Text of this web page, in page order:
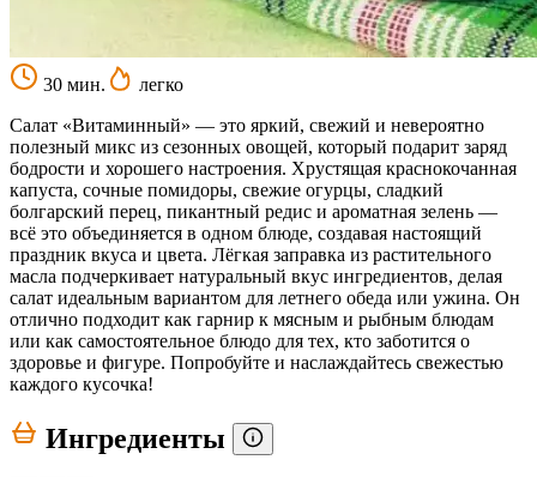
30 мин.
легко
Салат «Витаминный» — это яркий, свежий и невероятно
полезный микс из сезонных овощей, который подарит заряд
бодрости и хорошего настроения. Хрустящая краснокочанная
капуста, сочные помидоры, свежие огурцы, сладкий
болгарский перец, пикантный редис и ароматная зелень —
всё это объединяется в одном блюде, создавая настоящий
праздник вкуса и цвета. Лёгкая заправка из растительного
масла подчеркивает натуральный вкус ингредиентов, делая
салат идеальным вариантом для летнего обеда или ужина. Он
отлично подходит как гарнир к мясным и рыбным блюдам
или как самостоятельное блюдо для тех, кто заботится о
здоровье и фигуре. Попробуйте и наслаждайтесь свежестью
каждого кусочка!
Ингредиенты